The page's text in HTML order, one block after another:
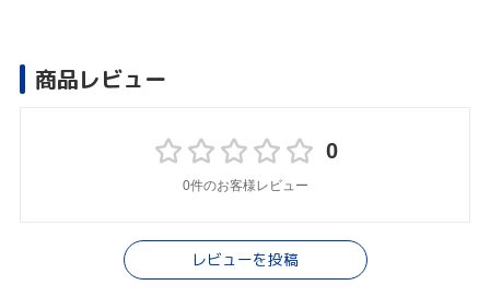
商品レビュー
0
0件のお客様レビュー
レビューを投稿